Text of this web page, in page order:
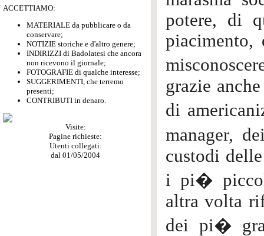
ACCETTIAMO:
MATERIALE da pubblicare o da
conservare;
NOTIZIE storiche e d'altro genere;
INDIRIZZI di Badolatesi che ancora
non ricevono il giornale;
FOTOGRAFIE di qualche interesse;
SUGGERIMENTI, che terremo
presenti;
CONTRIBUTI in denaro.
Visite:
Pagine richieste:
Utenti collegati:
dal 01/05/2004
potere, di
piacimento,
grazie
di
manager,
custodi
i pi�
altra volta
dei pi�